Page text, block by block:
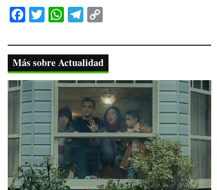
Fa
bo
ok
T
tte
r
W
ts
A
pp
Te
gr
a
m
y
Li
nk
Más sobre Actualidad